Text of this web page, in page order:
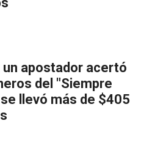
un apostador acertó
del "Siempre
llevó más de $405